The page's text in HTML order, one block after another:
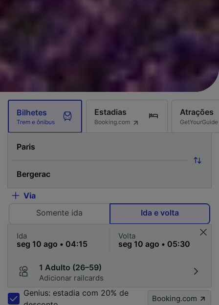
Bilhetes
Trem e ônibus
Estadias
Booking.com
Atrações
GetYourGuide
Via
Somente ida
Ida e volta
Ida Volta
1 Adulto (26–59)
Adicionar railcards
Genius: estadia com 20% de
Booking.com